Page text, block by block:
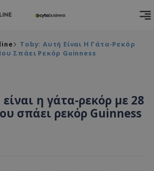
Toby: Αυτή Είναι Η Γάτα-Ρεκόρ
Σπάει Ρεκόρ Guinness
η γάτα-ρεκόρ με 28
σπάει ρεκόρ Guinness